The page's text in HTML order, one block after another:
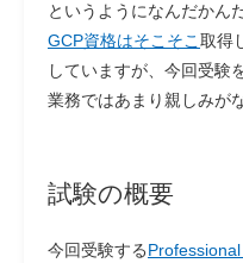
というようになんだかん
GCP資格はそこそこ取得
していますが、今回受験
業務ではあまり親しみが
試験の概要
今回受験する